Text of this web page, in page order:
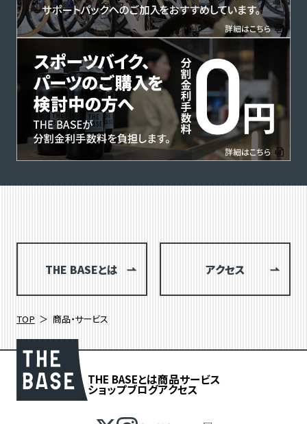
THE BASEとは アクセス
TOP 商品・サービス
THE BASEとは商品サービス
ショップブログアクセス